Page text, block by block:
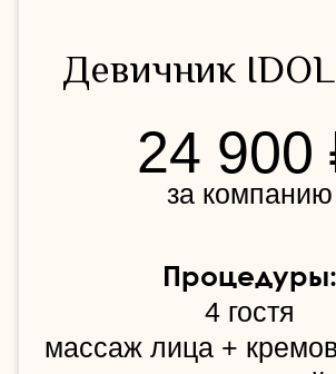
2 мастера
процедуры проходят
одновременно
Приглашенный специалист
по согласованию с